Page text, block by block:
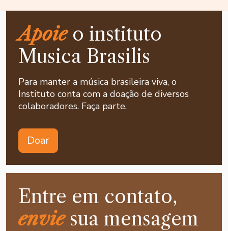
Apoieo instituto
Musica Brasilis
Para manter a música brasileira viva, o
Instituto conta com a doação de diversos
colaboradores. Faça parte.
Doar
Entre em contato,
enviesua mensagem